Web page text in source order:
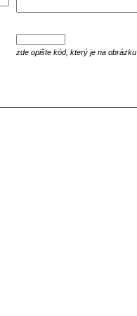
zde opište kód, který je na obrázku